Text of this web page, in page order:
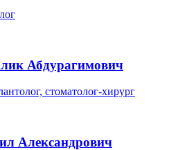
Абдурагимович
стоматолог-хирург
Александрович